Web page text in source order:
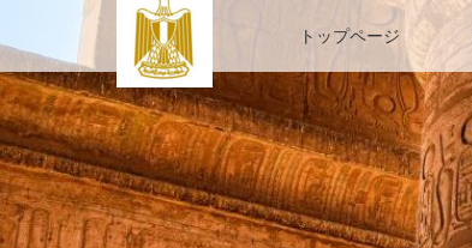
トップページ